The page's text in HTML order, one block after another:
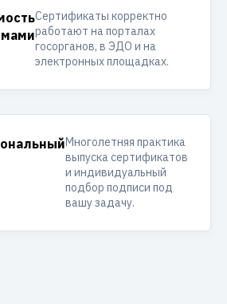
Сертификаты корректно
работают на порталах
госорганов, в ЭДО и на
электронных площадках.
Многолетняя практика
выпуска сертификатов
и индивидуальный
подбор подписи под
вашу задачу.